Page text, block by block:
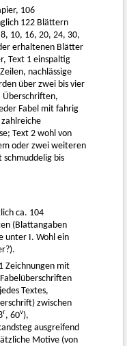
106
122 Blättern
10, 16, 20, 24, 30,
erhaltenen Blätter
Text 1 einspaltig
nachlässige
über zwei bis vier
Überschriften,
Fabel mit fahrig
Text 2 wohl von
oder zwei weiteren
schmuddelig bis
ca. 104
(Blattangaben
unter I. Wohl ein
Zeichnungen mit
Textes,
zwischen
r, 60v),
ausgreifend
Motive (von